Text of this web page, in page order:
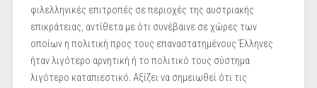
φιλελληνικές επιτροπές σε περιοχές της αυστριακής
επικράτειας, αντίθετα με ότι συνέβαινε σε χώρες των
οποίων η πολιτική προς τους επαναστατημένους Έλληνες
ήταν λιγότερο αρνητική ή το πολιτικό τους σύστημα
λιγότερο καταπιεστικό. Αξίζει να σημειωθεί ότι τις